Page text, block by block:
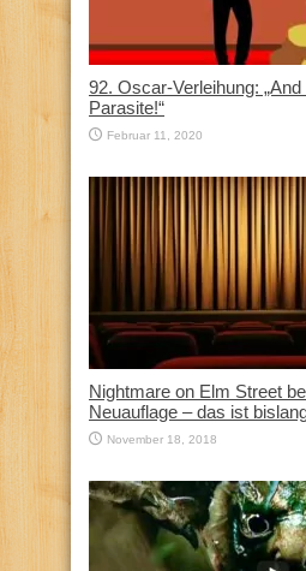
92. Oscar-Verleihung:
Parasite!“
Februar 11, 2020
Nightmare on Elm Street
Neuauflage – das ist
November 18, 2018